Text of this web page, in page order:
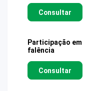
Consultar
Participação em
falência
Consultar